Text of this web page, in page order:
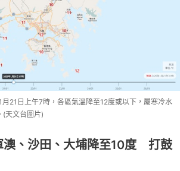
月21日上午7時，各區氣溫降至12度或以下，屬寒冷水
(天文台圖片)
澳、沙田、大埔降至10度 打鼓